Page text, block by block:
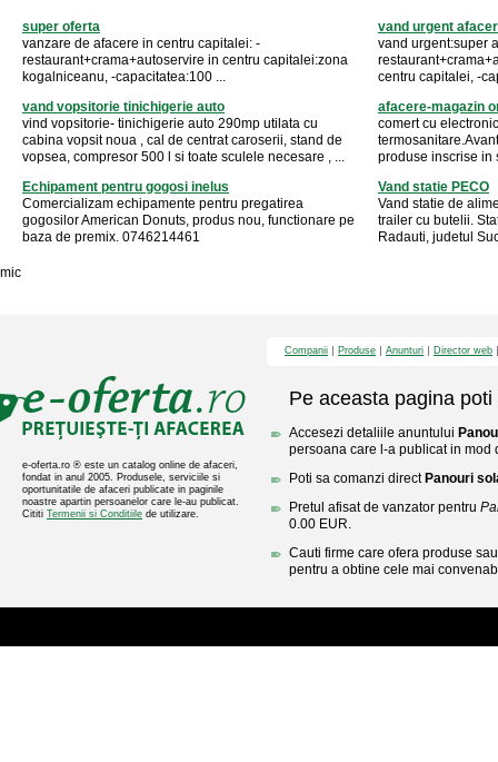
super oferta
vanzare de afacere in centru capitalei: -
restaurant+crama+autoservire in centru capitalei:zona
kogalniceanu, -capacitatea:100 ...
vand urgent
vand urgent:super
centru capitalei, -
vand vopsitorie tinichigerie auto
vind vopsitorie- tinichigerie auto 290mp utilata cu
cabina vopsit noua , cal de centrat caroserii, stand de
vopsea, compresor 500 l si toate sculele necesare , ...
afacere-magazin
comert cu
produse inscrise in
Echipament pentru gogosi inelus
Comercializam echipamente pentru pregatirea
gogosilor American Donuts, produs nou, functionare pe
baza de premix. 0746214461
Vand statie PECO
Vand statie de
trailer cu butelii.
Radauti, judetul
mic
e-oferta.ro ® este un catalog online de afaceri,
fondat in anul 2005. Produsele, serviciile si
oportunitatile de afaceri publicate in paginile
noastre apartin persoanelor care le-au publicat.
Cititi Termenii si Conditiile de utilizare.
Companii Produse Anunturi Director web
Pe aceasta pagina poti
Accesezi detaliile anuntului
persoana care l-a publicat in mod
Poti sa comanzi direct Panouri
Pretul afisat de vanzator pentru
0.00 EUR.
Cauti firme care ofera produse
pentru a obtine cele mai